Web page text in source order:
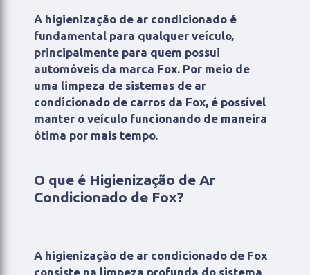
A higienização de ar condicionado é
fundamental para qualquer veículo,
principalmente para quem possui
automóveis da marca Fox. Por meio de
uma limpeza de sistemas de ar
condicionado de carros da Fox, é possível
manter o veículo funcionando de maneira
ótima por mais tempo.
O que é Higienização de Ar
Condicionado de Fox?
A higienização de ar condicionado de Fox
consiste na limpeza profunda do sistema